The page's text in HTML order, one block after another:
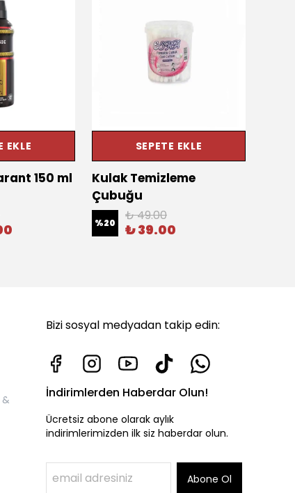
EKLE
150 ml
SEPETE EKLE
Kulak Temizleme
Çubuğu
%20 ₺ 49.00
₺ 39.00
Bizi sosyal medyadan takip edin:
İndirimlerden Haberdar Olun!
Ücretsiz abone olarak aylık
indirimlerimizden ilk siz haberdar olun.
Abone Ol